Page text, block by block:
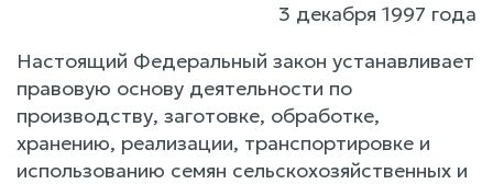
3 декабря 1997 года
Настоящий Федеральный закон устанавливает
правовую основу деятельности по
производству, заготовке, обработке,
хранению, реализации, транспортировке и
использованию семян сельскохозяйственных и